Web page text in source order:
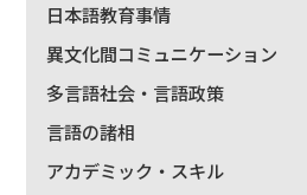
日本語教育事情
異文化間コミュニケーション
多言語社会・言語政策
言語の諸相
アカデミック・スキル